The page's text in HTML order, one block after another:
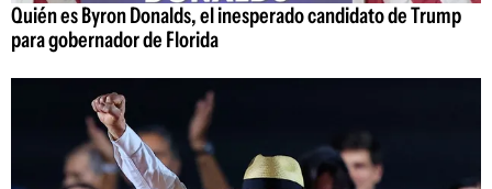
Quién es Byron Donalds, el inesperado candidato de Trump
para gobernador de Florida